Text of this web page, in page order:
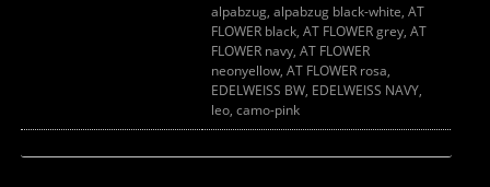
alpabzug, alpabzug black-white, AT
FLOWER black, AT FLOWER grey, AT
FLOWER navy, AT FLOWER
neonyellow, AT FLOWER rosa,
EDELWEISS BW, EDELWEISS NAVY,
leo, camo-pink